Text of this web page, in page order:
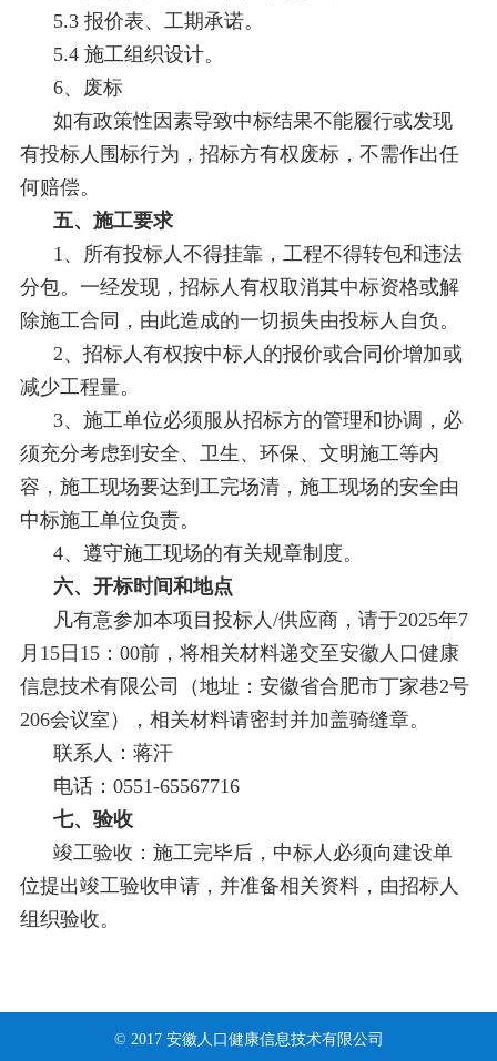
5.3 报价表、工期承诺。
5.4 施工组织设计。
6、废标
如有政策性因素导致中标结果不能履行或发现
有投标人围标行为，招标方有权废标，不需作出任
何赔偿。
五、施工要求
1、所有投标人不得挂靠，工程不得转包和违法
分包。一经发现，招标人有权取消其中标资格或解
除施工合同，由此造成的一切损失由投标人自负。
2、招标人有权按中标人的报价或合同价增加或
减少工程量。
3、施工单位必须服从招标方的管理和协调，必
须充分考虑到安全、卫生、环保、文明施工等内
容，施工现场要达到工完场清，施工现场的安全由
中标施工单位负责。
4、遵守施工现场的有关规章制度。
六、开标时间和地点
凡有意参加本项目投标人/供应商，请于2025年7
月15日15：00前，将相关材料递交至安徽人口健康
信息技术有限公司（地址：安徽省合肥市丁家巷2号
206会议室），相关材料请密封并加盖骑缝章。
联系人：蒋汗
电话：0551-65567716
七、验收
竣工验收：施工完毕后，中标人必须向建设单
位提出竣工验收申请，并准备相关资料，由招标人
组织验收。
© 2017 安徽人口健康信息技术有限公司